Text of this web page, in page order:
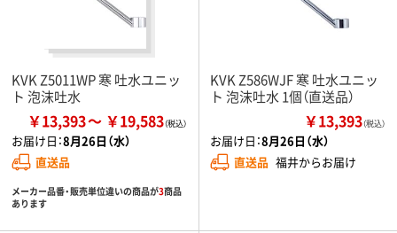
KVK Z5011WP 寒 吐水ユニッ
ト 泡沫吐水
￥13,393 ￥19,583
お届け日：8月26日（水）
直送品
メーカー品番・販売単位違いの商品が3商品
あります
KVK Z586WJF 寒 吐水ユニッ
ト 泡沫吐水 1個（直送品）
￥13,393（税込）
お届け日：8月26日（水）
直送品 福井からお届け